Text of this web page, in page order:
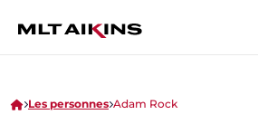
Les personnes Adam Rock